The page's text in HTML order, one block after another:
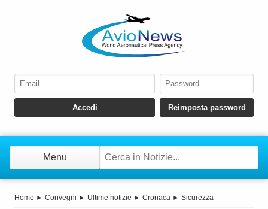
Menu
Home ► Convegni ► Ultime notizie ► Cronaca ► Sicurezza